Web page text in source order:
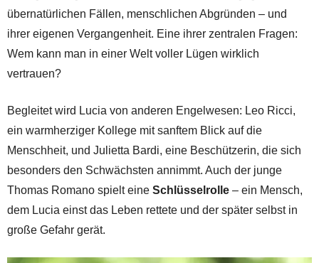
übernatürlichen Fällen, menschlichen Abgründen – und
ihrer eigenen Vergangenheit. Eine ihrer zentralen Fragen:
Wem kann man in einer Welt voller Lügen wirklich
vertrauen?
Begleitet wird Lucia von anderen Engelwesen: Leo Ricci,
ein warmherziger Kollege mit sanftem Blick auf die
Menschheit, und Julietta Bardi, eine Beschützerin, die sich
besonders den Schwächsten annimmt. Auch der junge
Thomas Romano spielt eine Schlüsselrolle – ein Mensch,
dem Lucia einst das Leben rettete und der später selbst in
große Gefahr gerät.